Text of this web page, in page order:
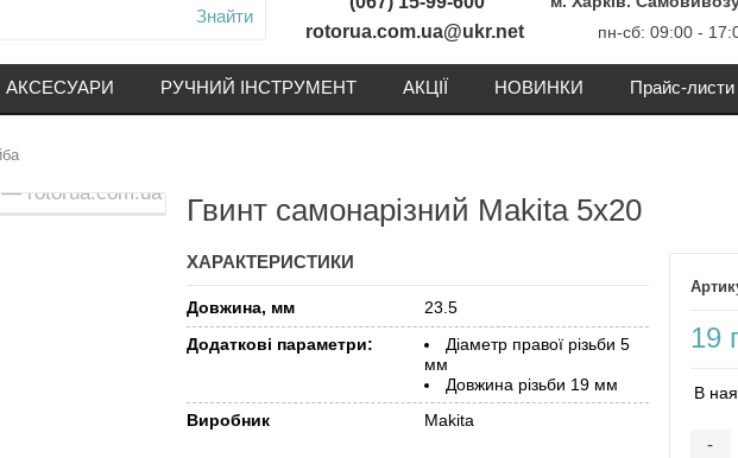
Знайти
rotorua.com.ua@ukr.net
пн-сб: 09:00 -
АКСЕСУАРИ РУЧНИЙ ІНСТРУМЕНТ АКЦІЇ НОВИНКИ Прайс-листи
Гвинт самонарізний Makita 5х20
19
В
-
ХАРАКТЕРИСТИКИ
Довжина, мм 23.5
Додаткові параметри:
Діаметр правої різьби 5
мм
Довжина різьби 19 мм
Виробник Makita